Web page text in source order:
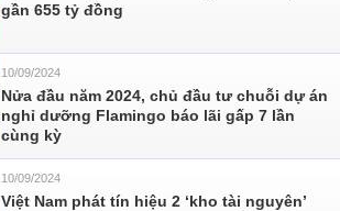
gần 655 tỷ đồng
10/09/2024
Nửa đầu năm 2024, chủ đầu tư chuỗi dự án
nghỉ dưỡng Flamingo báo lãi gấp 7 lần
cùng kỳ
10/09/2024
Việt Nam phát tín hiệu 2 ‘kho tài nguyên’